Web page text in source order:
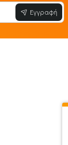
Εγγραφή